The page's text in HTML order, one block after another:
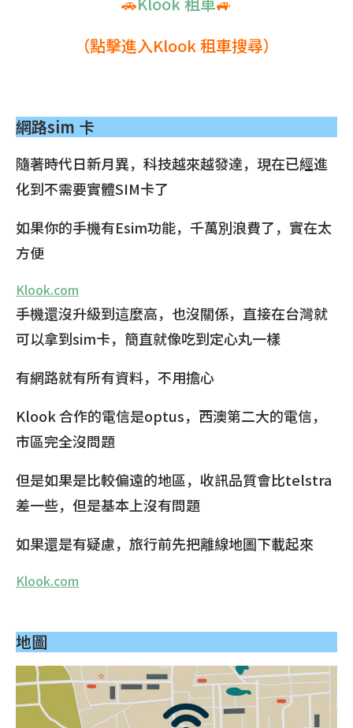
（點擊進入Klook 租車搜尋）
網路sim 卡
隨著時代日新月異，科技越來越發達，現在已經進
化到不需要實體SIM卡了
如果你的手機有Esim功能，千萬別浪費了，實在太
方便
Klook.com
手機還沒升級到這麼高，也沒關係，直接在台灣就
可以拿到sim卡，簡直就像吃到定心丸一樣
有網路就有所有資料，不用擔心
Klook 合作的電信是optus，西澳第二大的電信，
市區完全沒問題
但是如果是比較偏遠的地區，收訊品質會比telstra
差一些，但是基本上沒有問題
如果還是有疑慮，旅行前先把離線地圖下載起來
Klook.com
地圖